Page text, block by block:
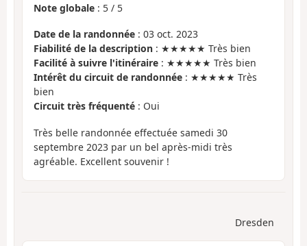
Note globale : 5 / 5
Date de la randonnée : 03 oct. 2023
Fiabilité de la description : ★★★★★ Très bien
Facilité à suivre l'itinéraire : ★★★★★ Très bien
Intérêt du circuit de randonnée : ★★★★★ Très
bien
Circuit très fréquenté : Oui
Très belle randonnée effectuée samedi 30
septembre 2023 par un bel après-midi très
agréable. Excellent souvenir !
Dresden